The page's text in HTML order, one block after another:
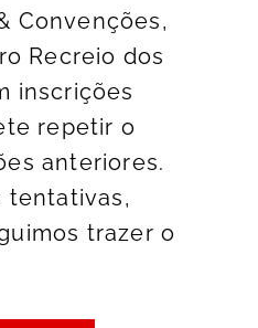
Convenções,
Recreio dos
inscrições
repetir o
anteriores.
tentativas,
trazer o